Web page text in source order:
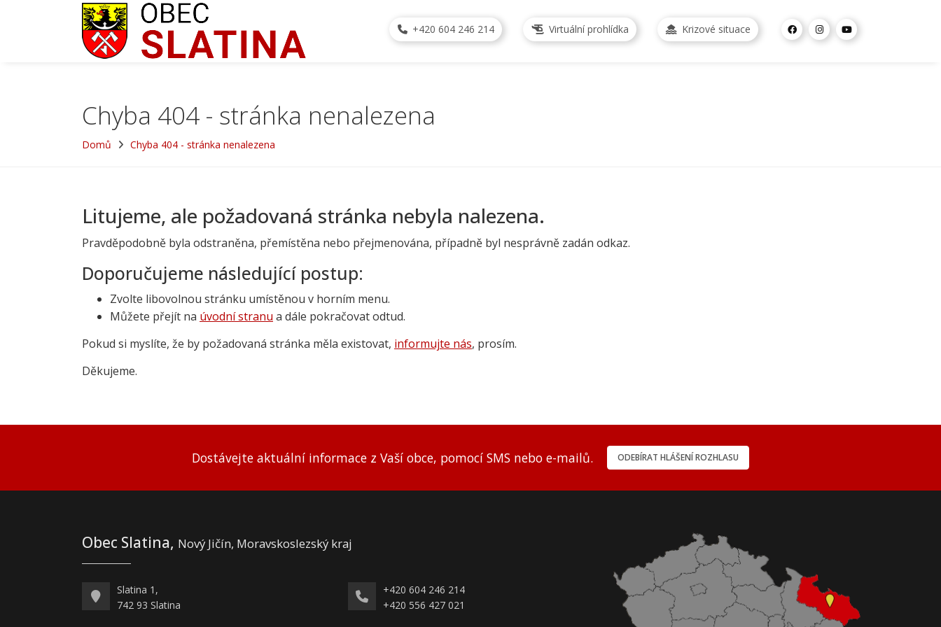
+420 604 246 214 Virtuální prohlídka Krizové situace
Chyba 404 - stránka nenalezena
Domů Chyba 404 - stránka nenalezena
Litujeme, ale požadovaná stránka nebyla nalezena.
Pravděpodobně byla odstraněna, přemístěna nebo přejmenována, případně byl nesprávně zadán odkaz.
Doporučujeme následující postup:
Zvolte libovolnou stránku umístěnou v horním menu.
Můžete přejít na úvodní stranu a dále pokračovat odtud.
Pokud si myslíte, že by požadovaná stránka měla existovat, informujte nás, prosím.
Děkujeme.
Dostávejte aktuální informace z Vaší obce, pomocí SMS nebo e-mailů. ODEBÍRAT HLÁŠENÍ ROZHLASU
Obec Slatina, Nový Jičín, Moravskoslezský kraj
Slatina 1,
742 93 Slatina
+420 604 246 214
+420 556 427 021